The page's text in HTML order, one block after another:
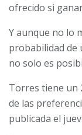
ofrecido si
Y aunque no lo
probabilidad de
no solo es
Torres tiene un
de las
publicada el